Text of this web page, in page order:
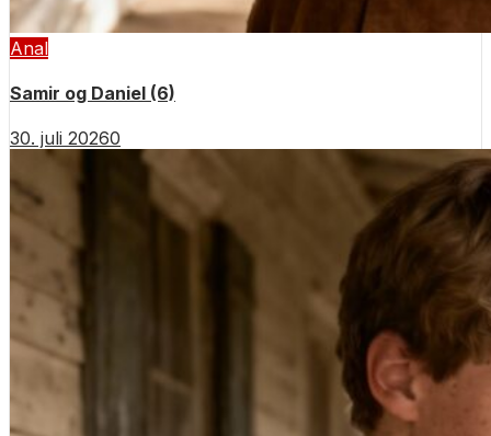
Anal
Samir og Daniel (6)
30. juli 20260